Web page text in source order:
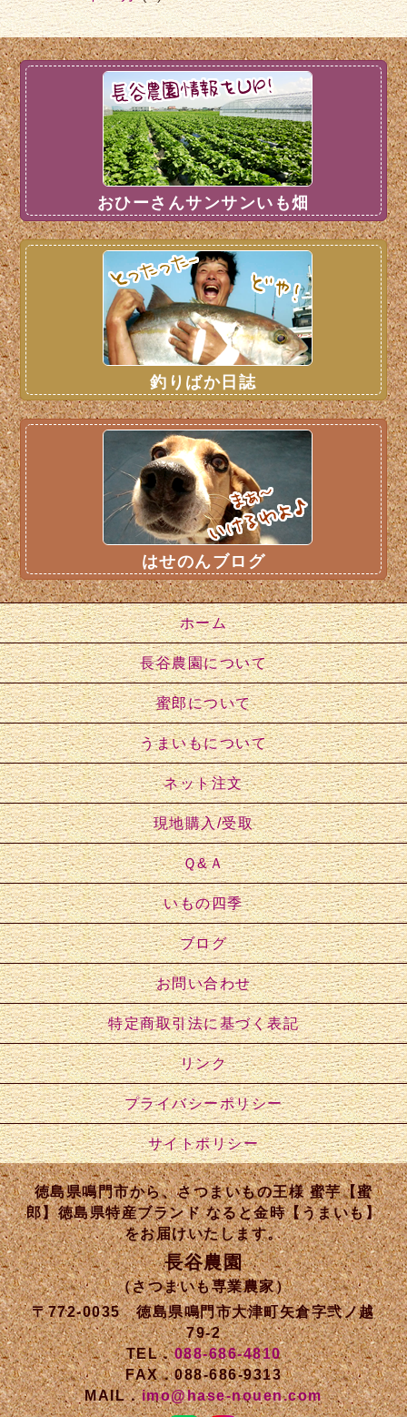
おひーさんサンサンいも畑
釣りばか日誌
はせのんブログ
ホーム
長谷農園について
蜜郎について
うまいもについて
ネット注文
現地購入/受取
Ｑ&Ａ
いもの四季
ブログ
お問い合わせ
特定商取引法に基づく表記
リンク
プライバシーポリシー
サイトポリシー
徳島県鳴門市から、さつまいもの王様 蜜芋【蜜
郎】徳島県特産ブランド なると金時【うまいも】
をお届けいたします。
長谷農園
（さつまいも専業農家）
〒772-0035 徳島県鳴門市大津町矢倉字弐ノ越
79-2
TEL．088-686-4810
FAX．088-686-9313
MAIL．imo@hase-nouen.com